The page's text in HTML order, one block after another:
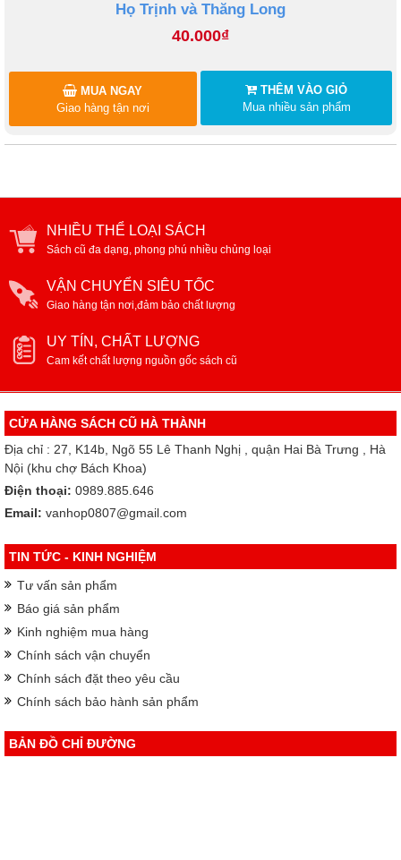
Họ Trịnh và Thăng Long
40.000₫
THÊM VÀO GIỎ
Mua nhiều sản phẩm
MUA NGAY
Giao hàng tận nơi
NHIỀU THỂ LOẠI SÁCH
Sách cũ đa dạng, phong phú nhiều chủng loại
VẬN CHUYỂN SIÊU TỐC
Giao hàng tận nơi,đảm bảo chất lượng
UY TÍN, CHẤT LƯỢNG
Cam kết chất lượng nguồn gốc sách cũ
CỬA HÀNG SÁCH CŨ HÀ THÀNH
Địa chỉ : 27, K14b, Ngõ 55 Lê Thanh Nghị , quận Hai Bà Trưng , Hà
Nội (khu chợ Bách Khoa)
Điện thoại: 0989.885.646
Email: vanhop0807@gmail.com
TIN TỨC - KINH NGHIỆM
Tư vấn sản phẩm
Báo giá sản phẩm
Kinh nghiệm mua hàng
Chính sách vận chuyển
Chính sách đặt theo yêu cầu
Chính sách bảo hành sản phẩm
BẢN ĐỒ CHỈ ĐƯỜNG